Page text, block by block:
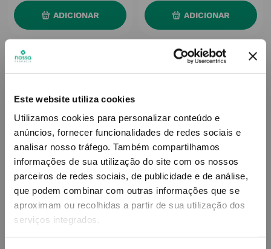
Este website utiliza cookies
Utilizamos cookies para personalizar conteúdo e
anúncios, fornecer funcionalidades de redes sociais e
analisar nosso tráfego. Também compartilhamos
informações de sua utilização do site com os nossos
parceiros de redes sociais, de publicidade e de análise,
que podem combinar com outras informações que se
aproximam ou recolhidas a partir de sua utilização dos
serviços integrados.
ADICIONAR ADICIONAR
PSYLLOGEL
Psyllogel Fibra Saq Sabor
Psyllogel Fast Stick Laranj